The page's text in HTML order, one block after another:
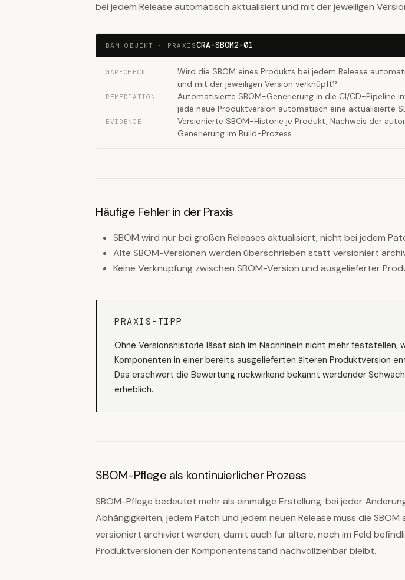
bei jedem Release automatisch aktualisiert und mit der jeweiligen
BAM-OBJEKT · PRAXISCRA-SBOM2-01
GAP-CHECK
Wird die SBOM eines Produkts bei jedem Release
und mit der jeweiligen Version verknüpft?
REMEDIATION
Automatisierte SBOM-Generierung in die CI/CD-Pipeline
jede neue Produktversion automatisch eine aktualisierte
EVIDENCE
Versionierte SBOM-Historie je Produkt, Nachweis der
Generierung im Build-Prozess.
Häufige Fehler in der Praxis
SBOM wird nur bei großen Releases aktualisiert, nicht bei jedem
Alte SBOM-Versionen werden überschrieben statt versioniert
Keine Verknüpfung zwischen SBOM-Version und ausgelieferter
PRAXIS-TIPP
Ohne Versionshistorie lässt sich im Nachhinein nicht mehr feststellen,
Komponenten in einer bereits ausgelieferten älteren Produktversion
Das erschwert die Bewertung rückwirkend bekannt werdender
erheblich.
SBOM-Pflege als kontinuierlicher Prozess
SBOM-Pflege bedeutet mehr als einmalige Erstellung: bei jeder
Abhängigkeiten, jedem Patch und jedem neuen Release muss die
versioniert archiviert werden, damit auch für ältere, noch im Feld
Produktversionen der Komponentenstand nachvollziehbar bleibt.